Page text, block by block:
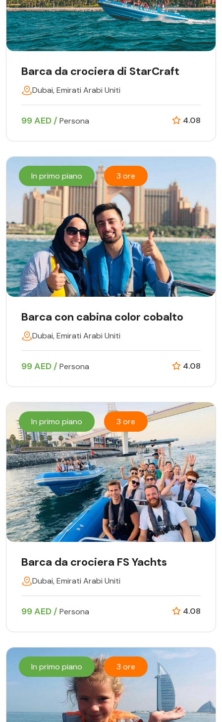
Barca da crociera di StarCraft
Dubai, Emirati Arabi Uniti
99 AED / Persona 4.08
In primo piano 3 ore
Barca con cabina color cobalto
Dubai, Emirati Arabi Uniti
99 AED / Persona 4.08
In primo piano 3 ore
Barca da crociera FS Yachts
Dubai, Emirati Arabi Uniti
99 AED / Persona 4.08
In primo piano 3 ore